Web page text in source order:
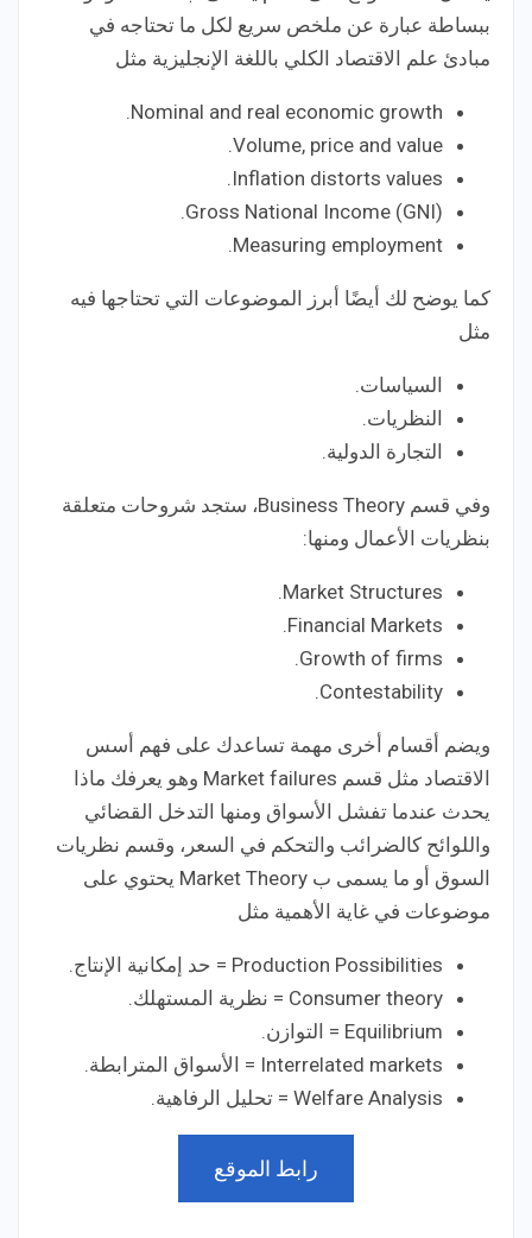
ببساطة عبارة عن ملخص سريع لكل ما تحتاجه في
مبادئ علم الاقتصاد الكلي باللغة الإنجليزية مثل
Nominal and real economic growth.
Volume, price and value.
Inflation distorts values.
Gross National Income (GNI).
Measuring employment.
كما يوضح لك أيضًا أبرز الموضوعات التي تحتاجها فيه
مثل
السياسات.
النظريات.
التجارة الدولية.
وفي قسم Business Theory، ستجد شروحات متعلقة
بنظريات الأعمال ومنها:
Market Structures.
Financial Markets.
Growth of firms.
Contestability.
ويضم أقسام أخرى مهمة تساعدك على فهم أسس
الاقتصاد مثل قسم Market failures وهو يعرفك ماذا
يحدث عندما تفشل الأسواق ومنها التدخل القضائي
واللوائح كالضرائب والتحكم في السعر، وقسم نظريات
السوق أو ما يسمى ب Market Theory يحتوي على
موضوعات في غاية الأهمية مثل
Production Possibilities = حد إمكانية الإنتاج.
Consumer theory = نظرية المستهلك.
Equilibrium = التوازن.
Interrelated markets = الأسواق المترابطة.
Welfare Analysis = تحليل الرفاهية.
رابط الموقع